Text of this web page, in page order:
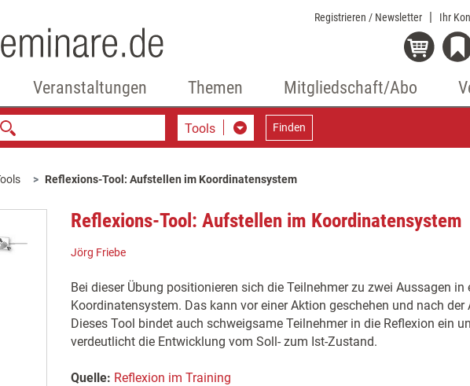
Registrieren / Newsletter Ihr
Veranstaltungen Themen Mitgliedschaft/Abo
Tools Finden
Reflexions-Tool: Aufstellen im Koordinatensystem
Reflexions-Tool: Aufstellen im Koordinatensystem
Jörg Friebe
Bei dieser Übung positionieren sich die Teilnehmer zu zwei Aussagen in
Koordinatensystem. Das kann vor einer Aktion geschehen und nach der
Dieses Tool bindet auch schweigsame Teilnehmer in die Reflexion ein
verdeutlicht die Entwicklung vom Soll- zum Ist-Zustand.
Quelle: Reflexion im Training